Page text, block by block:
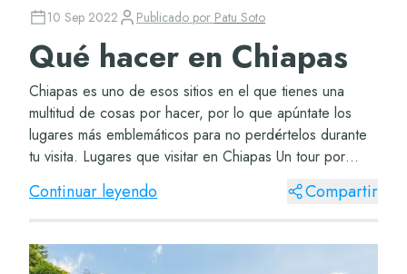
10 Sep 2022 Publicado por Patu Soto
Qué hacer en Chiapas
Chiapas es uno de esos sitios en el que tienes una
multitud de cosas por hacer, por lo que apúntate los
lugares más emblemáticos para no perdértelos durante
tu visita. Lugares que visitar en Chiapas Un tour por
Chiapas siempre será la mejor opción pa...
Continuar leyendo Compartir